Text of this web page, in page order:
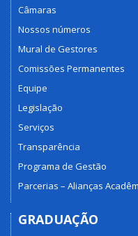
Câmaras
Nossos números
Mural de Gestores
Comissões Permanentes
Equipe
Legislação
Serviços
Transparência
Programa de Gestão
Parcerias – Alianças
GRADUAÇÃO